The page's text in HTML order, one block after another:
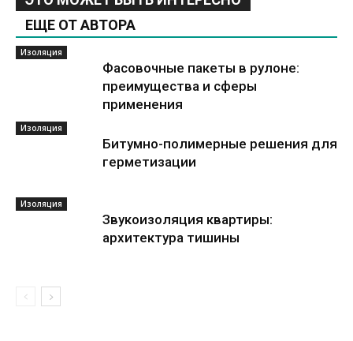
ЕЩЕ ОТ АВТОРА
Изоляция
Фасовочные пакеты в рулоне:
преимущества и сферы
применения
Изоляция
Битумно-полимерные решения для
герметизации
Изоляция
Звукоизоляция квартиры:
архитектура тишины